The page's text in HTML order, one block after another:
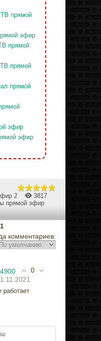
прямой
эфир
прямой
прямой
прямой
эфир
эфир
2
3817
прямой эфир
1
комментариев:
0
работает